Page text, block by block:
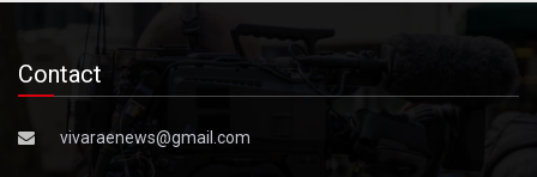
Contact
vivaraenews@gmail.com